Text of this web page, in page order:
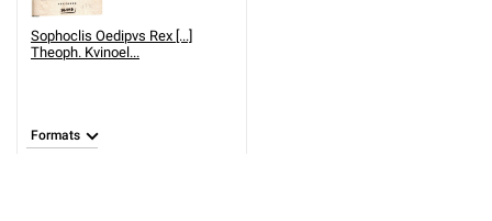
Sophoclis Oedipvs Rex [...]
Theoph. Kvinoel...
Formats